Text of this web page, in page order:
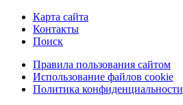
Карта сайта
Контакты
Поиск
Правила пользования сайтом
Использование файлов cookie
Политика конфиденциальности